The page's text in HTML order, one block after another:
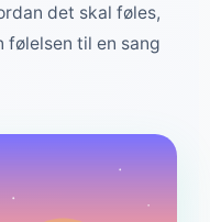
det skal føles,
følelsen til en sang